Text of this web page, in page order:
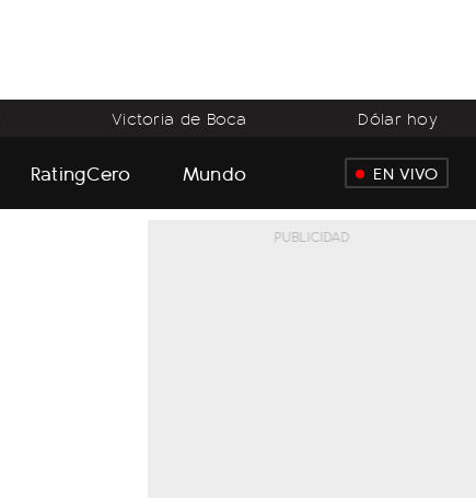
Victoria de Boca Dólar hoy
RatingCero Mundo EN VIVO